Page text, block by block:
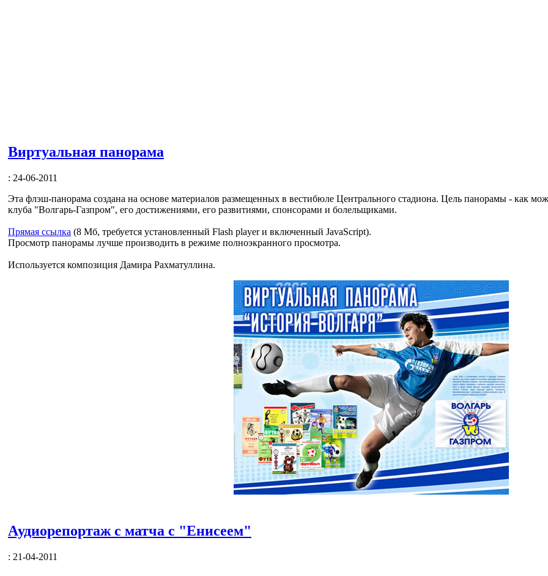
Виртуальная панорама
: 24-06-2011
Эта флэш-панорама создана на основе материалов размещенных в вестибюле Центрального стадиона. Цель панорамы - как
клуба "Волгарь-Газпром", его достижениями, его развитиями, спонсорами и болельщиками.
Прямая ссылка (8 Мб, требуется установленный Flash player и включенный JavaScript).
Просмотр панорамы лучше производить в режиме полноэкранного просмотра.
Используется композиция Дамира Рахматуллина.
Аудиорепортаж с матча с "Енисеем"
: 21-04-2011